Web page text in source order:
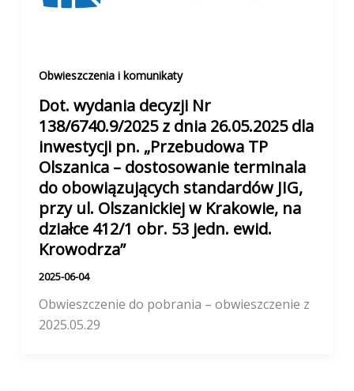
Obwieszczenia i komunikaty
Dot. wydania decyzji Nr
138/6740.9/2025 z dnia 26.05.2025 dla
inwestycji pn. „Przebudowa TP
Olszanica – dostosowanie terminala
do obowiązujących standardów JIG,
przy ul. Olszanickiej w Krakowie, na
działce 412/1 obr. 53 jedn. ewid.
Krowodrza”
2025-06-04
Obwieszczenie do pobrania – obwieszczenie z
2025.05.29